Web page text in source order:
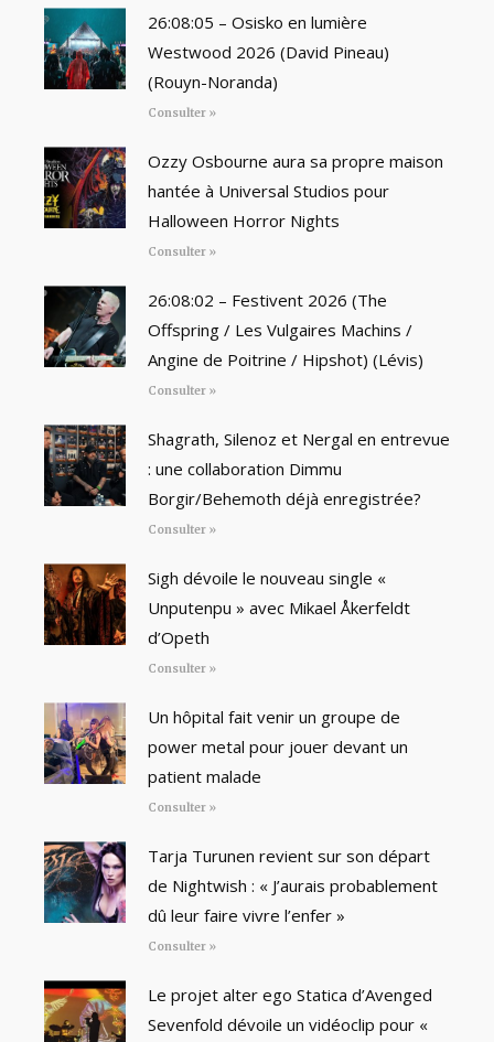
26:08:05 – Osisko en lumière
Westwood 2026 (David Pineau)
(Rouyn-Noranda)
Consulter »
Ozzy Osbourne aura sa propre maison
hantée à Universal Studios pour
Halloween Horror Nights
Consulter »
26:08:02 – Festivent 2026 (The
Offspring / Les Vulgaires Machins /
Angine de Poitrine / Hipshot) (Lévis)
Consulter »
Shagrath, Silenoz et Nergal en entrevue
: une collaboration Dimmu
Borgir/Behemoth déjà enregistrée?
Consulter »
Sigh dévoile le nouveau single «
Unputenpu » avec Mikael Åkerfeldt
d’Opeth
Consulter »
Un hôpital fait venir un groupe de
power metal pour jouer devant un
patient malade
Consulter »
Tarja Turunen revient sur son départ
de Nightwish : « J’aurais probablement
dû leur faire vivre l’enfer »
Consulter »
Le projet alter ego Statica d’Avenged
Sevenfold dévoile un vidéoclip pour «